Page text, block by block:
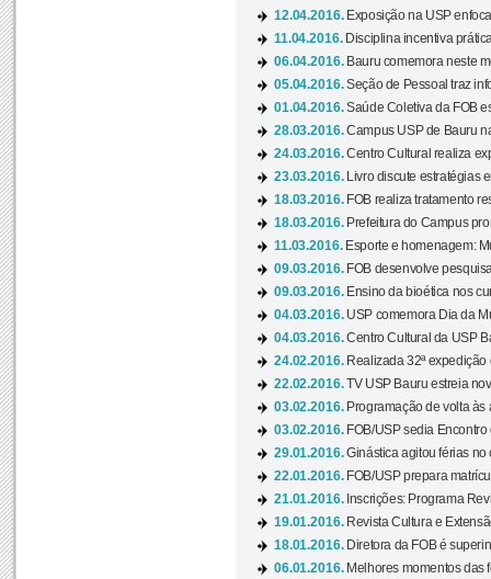
12.04.2016. Exposição na USP
11.04.2016. Disciplina incentiva
06.04.2016. Bauru comemora neste
05.04.2016.Seção de Pessoal traz
01.04.2016.Saúde Coletiva da FOB
28.03.2016.Campus USP de Bauru
24.03.2016.Centro Cultural realiza
23.03.2016.
Livro discute estratégias
18.03.2016. FOB realiza tratamento
18.03.2016. Prefeitura do Campus
11.03.2016. Esporte e homenagem:
09.03.2016. FOB desenvolve
09.03.2016. Ensino da bioética nos
04.03.2016. USP comemora Dia da
04.03.2016.Centro Cultural da USP
24.02.2016. Realizada 32ª
22.02.2016.TV USP Bauru estreia
03.02.2016. Programação de volta às
03.02.2016. FOB/USP sedia
29.01.2016.Ginástica agitou férias no
22.01.2016. FOB/USP prepara
21.01.2016. Inscrições: Programa
19.01.2016. Revista Cultura e
18.01.2016. Diretora da FOB é
06.01.2016. Melhores momentos das